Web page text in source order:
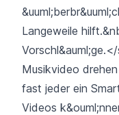
Langeweile
Musikvideo
fast jeder ein
Videos